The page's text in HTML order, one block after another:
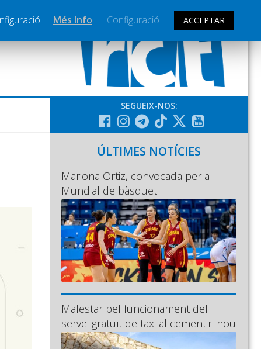
SEGUEIX-NOS:
ÚLTIMES NOTÍCIES
Mariona Ortiz, convocada per al
Mundial de bàsquet
Malestar pel funcionament del
servei gratuït de taxi al cementiri nou
Més Info Configuració ACCEPTAR